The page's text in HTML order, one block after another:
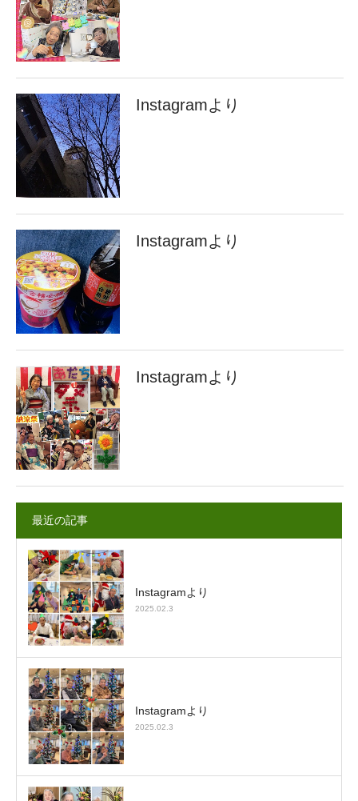
Instagramより
Instagramより
Instagramより
最近の記事
Instagramより
2025.02.3
Instagramより
2025.02.3